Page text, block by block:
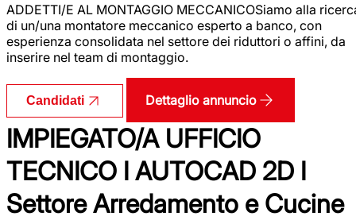
ADDETTI/E AL MONTAGGIO MECCANICOSiamo alla
di un/una montatore meccanico esperto a banco, con
esperienza consolidata nel settore dei riduttori o affini, da
inserire nel team di montaggio.
Candidati Dettaglio annuncio
IMPIEGATO/A UFFICIO
TECNICO I AUTOCAD 2D I
Settore Arredamento e Cucine